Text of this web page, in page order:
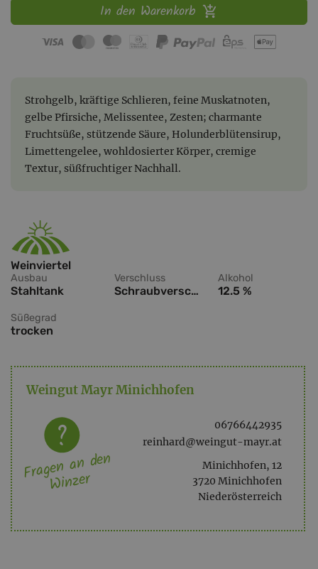
In den Warenkorb
Strohgelb, kräftige Schlieren, feine Muskatnoten,
gelbe Pfirsiche, Melissentee, Zesten; charmante
Fruchtsüße, stützende Säure, Holunderblütensirup,
Limettengelee, wohldosierter Körper, cremige
Textur, süßfruchtiger Nachhall.
Weinviertel
Ausbau
Stahltank
Verschluss
Schraubverschluss
Alkohol
12.5 %
Süßegrad
trocken
Weingut Mayr Minichhofen
06766442935
reinhard@weingut-mayr.at
Minichhofen, 12
3720 Minichhofen
Niederösterreich
Fragen an den
Winzer